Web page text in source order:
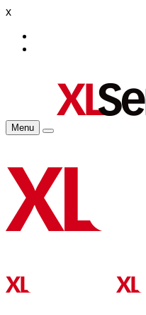
x
Menu